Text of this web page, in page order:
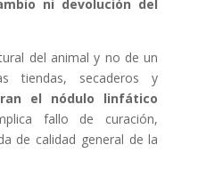
ni devolución del
del animal y no de un
tiendas, secaderos y
el nódulo linfático
fallo de curación,
de calidad general de la